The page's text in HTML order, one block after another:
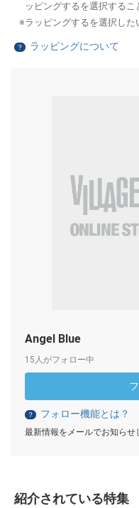
ッピングするを選択するこ
ラッピングするを選択した
？ ラッピングについて
Angel Blue
15人がフォロー中
？ フォロー機能とは？
最新情報をメールでお知らせ
紹介されている特集